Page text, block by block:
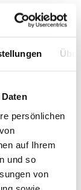
persönlichen
auf Ihrem
und so
von